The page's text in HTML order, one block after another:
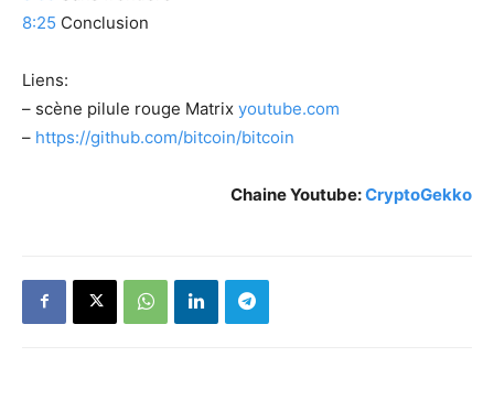
8:25 Conclusion
Liens:
– scène pilule rouge Matrix youtube.com
– https://github.com/bitcoin/bitcoin
Chaine Youtube:CryptoGekko